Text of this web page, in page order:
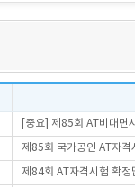
[중요] 제85회 AT비대면
제85회 국가공인 AT자격
제84회 AT자격시험 확정